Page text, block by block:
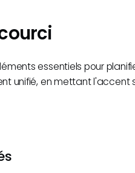
essentiels pour
unifié, en mettant